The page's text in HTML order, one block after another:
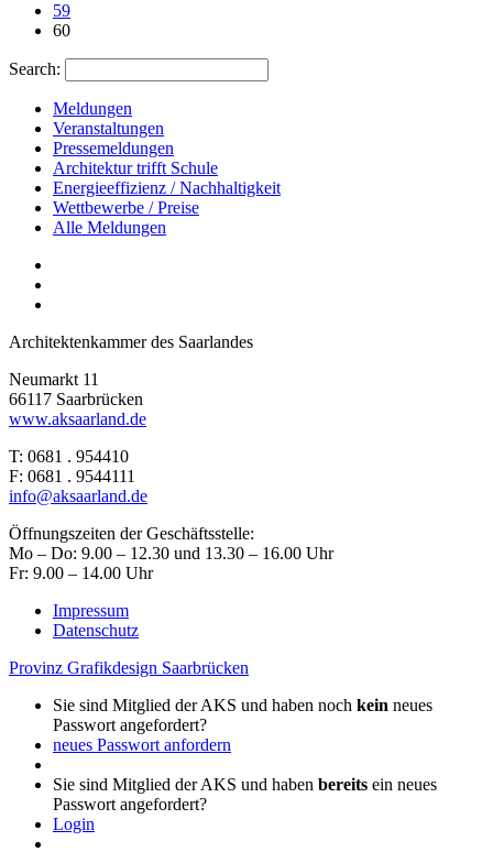
59
60
Search:
Meldungen
Veranstaltungen
Pressemeldungen
Architektur trifft Schule
Energieeffizienz / Nachhaltigkeit
Wettbewerbe / Preise
Alle Meldungen
Architektenkammer des Saarlandes
Neumarkt 11
66117 Saarbrücken
www.aksaarland.de
T: 0681 . 954410
F: 0681 . 9544111
info@aksaarland.de
Öffnungszeiten der Geschäftsstelle:
Mo – Do: 9.00 – 12.30 und 13.30 – 16.00 Uhr
Fr: 9.00 – 14.00 Uhr
Impressum
Datenschutz
Provinz Grafikdesign Saarbrücken
Sie sind Mitglied der AKS und haben noch kein neues
Passwort angefordert?
neues Passwort anfordern
Sie sind Mitglied der AKS und haben bereits ein neues
Passwort angefordert?
Login